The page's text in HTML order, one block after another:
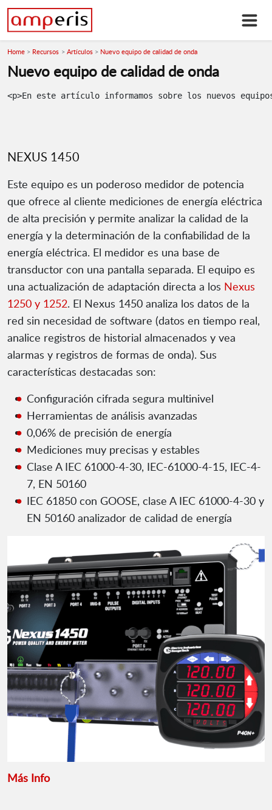
Home Recursos Artículos Nuevo equipo de calidad de onda
Nuevo equipo de calidad de onda
NEXUS 1450
Este equipo es un poderoso medidor de potencia
que ofrece al cliente mediciones de energía eléctrica
de alta precisión y permite analizar la calidad de la
energía y la determinación de la confiabilidad de la
energía eléctrica. El medidor es una base de
transductor con una pantalla separada. El equipo es
una actualización de adaptación directa a los Nexus
1250 y 1252. El Nexus 1450 analiza los datos de la
red sin necesidad de software (datos en tiempo real,
analice registros de historial almacenados y vea
alarmas y registros de formas de onda). Sus
características destacadas son:
Configuración cifrada segura multinivel
Herramientas de análisis avanzadas
0,06% de precisión de energía
Mediciones muy precisas y estables
Clase A IEC 61000-4-30, IEC-61000-4-15, IEC-4-
7, EN 50160
IEC 61850 con GOOSE, clase A IEC 61000-4-30 y
EN 50160 analizador de calidad de energía
Más Info